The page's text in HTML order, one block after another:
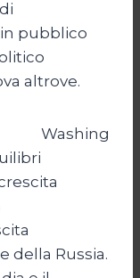
pubblico
altrove.
Washing
della Russia.